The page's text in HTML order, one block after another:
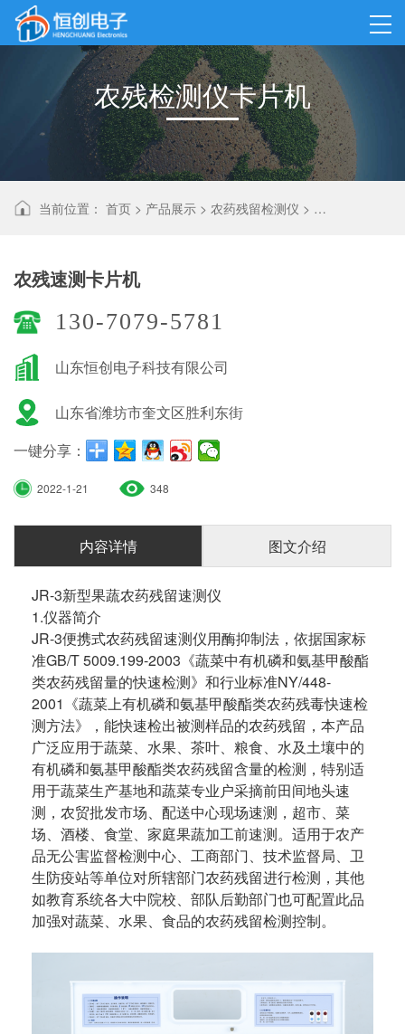
农残检测仪卡片机
当前位置： 首页 > 产品展示 > 农药残留检测仪 > 农残检测仪卡
农残速测卡片机
130-7079-5781
山东恒创电子科技有限公司
山东省潍坊市奎文区胜利东街
一键分享：
2022-1-21 348
内容详情 图文介绍
JR-3新型果蔬农药残留速测仪
1.仪器简介
JR-3便携式农药残留速测仪用酶抑制法，依据国家标
准GB/T 5009.199-2003《蔬菜中有机磷和氨基甲酸酯
类农药残留量的快速检测》和行业标准NY/448-
2001《蔬菜上有机磷和氨基甲酸酯类农药残毒快速检
测方法》，能快速检出被测样品的农药残留，本产品
广泛应用于蔬菜、水果、茶叶、粮食、水及土壤中的
有机磷和氨基甲酸酯类农药残留含量的检测，特别适
用于蔬菜生产基地和蔬菜专业户采摘前田间地头速
测，农贸批发市场、配送中心现场速测，超市、菜
场、酒楼、食堂、家庭果蔬加工前速测。适用于农产
品无公害监督检测中心、工商部门、技术监督局、卫
生防疫站等单位对所辖部门农药残留进行检测，其他
如教育系统各大中院校、部队后勤部门也可配置此品
加强对蔬菜、水果、食品的农药残留检测控制。